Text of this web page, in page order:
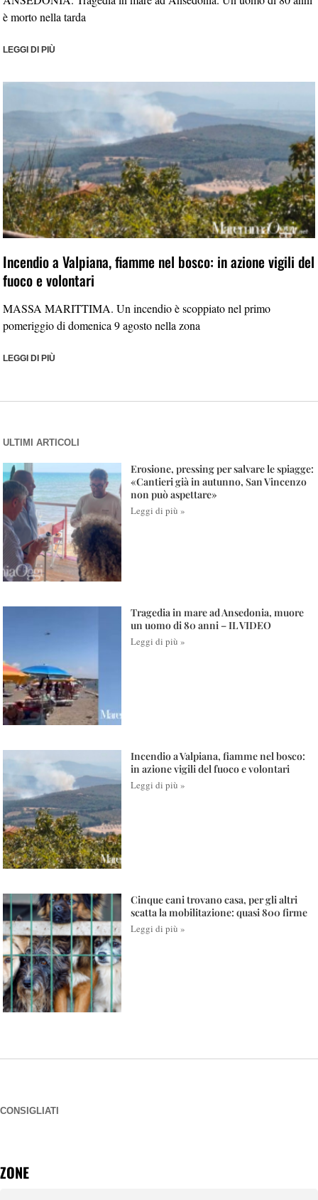
è morto nella tarda
LEGGI DI PIÙ
Incendio a Valpiana, fiamme nel bosco: in azione vigili del
fuoco e volontari
MASSA MARITTIMA. Un incendio è scoppiato nel primo
pomeriggio di domenica 9 agosto nella zona
LEGGI DI PIÙ
ULTIMI ARTICOLI
Erosione, pressing per salvare le spiagge:
«Cantieri già in autunno, San Vincenzo
non può aspettare»
Leggi di più »
Tragedia in mare ad Ansedonia, muore
un uomo di 80 anni – IL VIDEO
Leggi di più »
Incendio a Valpiana, fiamme nel bosco:
in azione vigili del fuoco e volontari
Leggi di più »
Cinque cani trovano casa, per gli altri
scatta la mobilitazione: quasi 800 firme
Leggi di più »
CONSIGLIATI
ZONE